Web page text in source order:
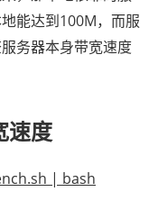
能达到100M，而服
务器本身带宽速度
速度
| bash